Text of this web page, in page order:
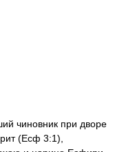
чиновник при дворе
(Есф 3:1),